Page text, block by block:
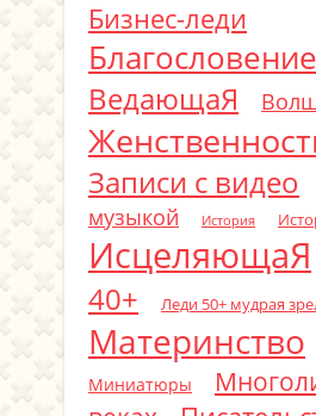
Бизнес-леди
ВедающаЯ
Записи с видео
музыкой
История
ИсцеляющаЯ
40+
Леди 50+ мудрая
Материнство
Миниатюры